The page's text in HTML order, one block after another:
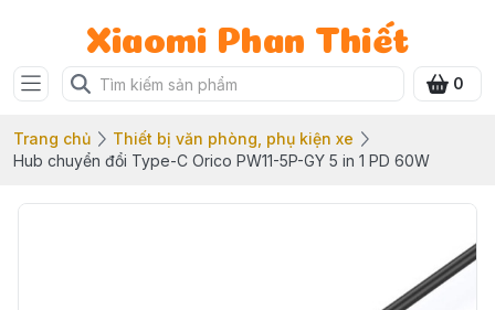
Xiaomi Phan Thiết
0
Trang chủ
Thiết bị văn phòng, phụ kiện xe
Hub chuyển đổi Type-C Orico PW11-5P-GY 5 in 1 PD 60W